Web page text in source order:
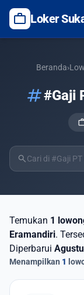
work Loker
Beranda›
tag#Gaji
search
Temukan 1
Eramandiri.
Diperbarui
Menampilkan 1